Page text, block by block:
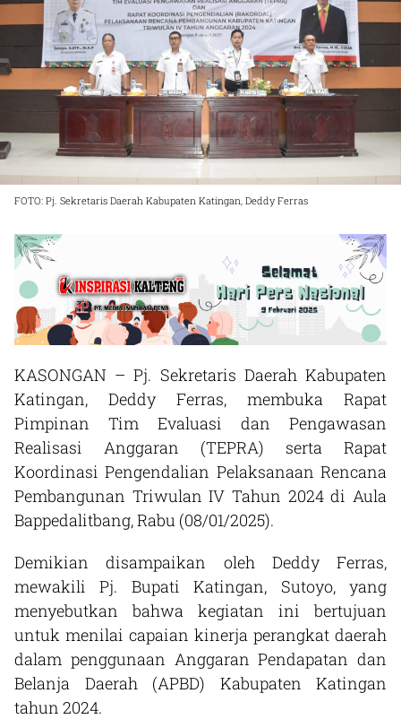
FOTO: Pj. Sekretaris Daerah Kabupaten Katingan, Deddy Ferras
KASONGAN – Pj. Sekretaris Daerah Kabupaten
Katingan, Deddy Ferras, membuka Rapat
Pimpinan Tim Evaluasi dan Pengawasan
Realisasi Anggaran (TEPRA) serta Rapat
Koordinasi Pengendalian Pelaksanaan Rencana
Pembangunan Triwulan IV Tahun 2024 di Aula
Bappedalitbang, Rabu (08/01/2025).
Demikian disampaikan oleh Deddy Ferras,
mewakili Pj. Bupati Katingan, Sutoyo, yang
menyebutkan bahwa kegiatan ini bertujuan
untuk menilai capaian kinerja perangkat daerah
dalam penggunaan Anggaran Pendapatan dan
Belanja Daerah (APBD) Kabupaten Katingan
tahun 2024.